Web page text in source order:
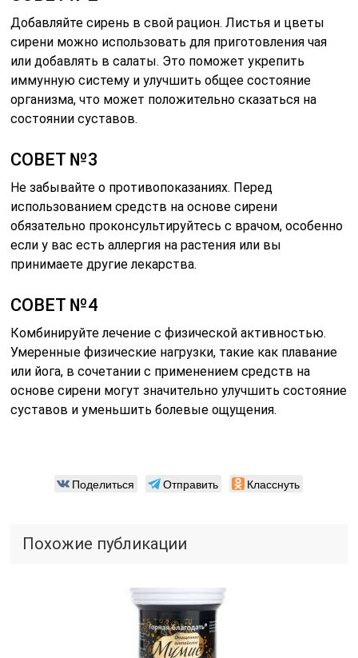
Добавляйте сирень в свой рацион. Листья и цветы
сирени можно использовать для приготовления чая
или добавлять в салаты. Это поможет укрепить
иммунную систему и улучшить общее состояние
организма, что может положительно сказаться на
состоянии суставов.
СОВЕТ №3
Не забывайте о противопоказаниях. Перед
использованием средств на основе сирени
обязательно проконсультируйтесь с врачом, особенно
если у вас есть аллергия на растения или вы
принимаете другие лекарства.
СОВЕТ №4
Комбинируйте лечение с физической активностью.
Умеренные физические нагрузки, такие как плавание
или йога, в сочетании с применением средств на
основе сирени могут значительно улучшить состояние
суставов и уменьшить болевые ощущения.
Поделиться Отправить Класснуть
Похожие публикации